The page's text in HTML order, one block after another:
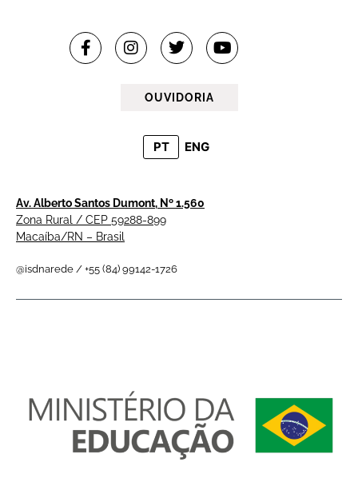
OUVIDORIA
PT ENG
Av. Alberto Santos Dumont, Nº 1.560
Zona Rural / CEP 59288-899
Macaíba/RN – Brasil
@isdnarede / +55 (84) 99142-1726